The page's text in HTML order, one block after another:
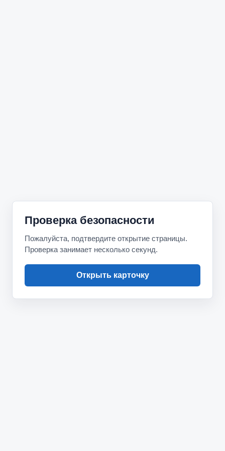
Проверка безопасности
Пожалуйста, подтвердите открытие страницы.
Проверка занимает несколько секунд.
Открыть карточку